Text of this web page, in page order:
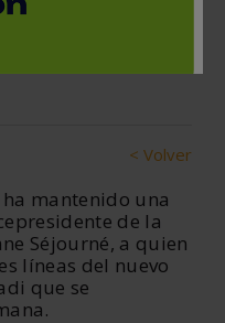
< Volver
mantenido una
de la
Séjourné, a quien
líneas del nuevo
que se